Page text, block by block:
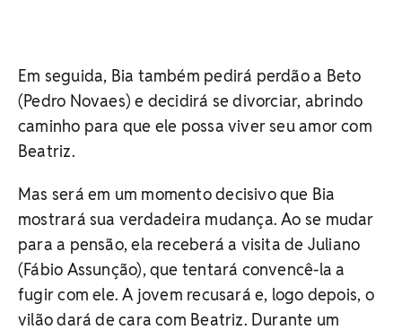
Em seguida, Bia também pedirá perdão a Beto
(Pedro Novaes) e decidirá se divorciar, abrindo
caminho para que ele possa viver seu amor com
Beatriz.
Mas será em um momento decisivo que Bia
mostrará sua verdadeira mudança. Ao se mudar
para a pensão, ela receberá a visita de Juliano
(Fábio Assunção), que tentará convencê-la a
fugir com ele. A jovem recusará e, logo depois, o
vilão dará de cara com Beatriz. Durante um